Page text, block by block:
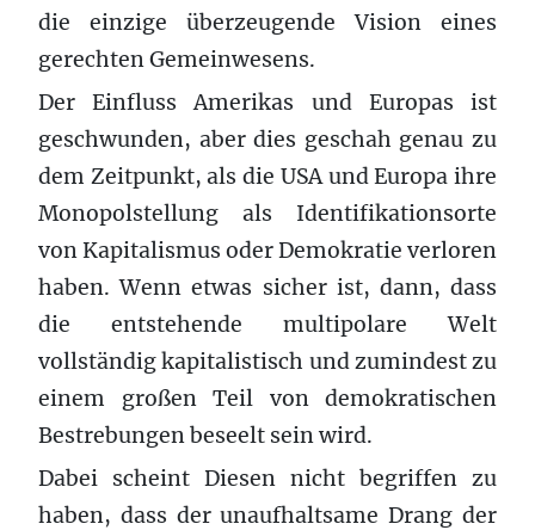
die einzige überzeugende Vision eines
gerechten Gemeinwesens.
Der Einfluss Amerikas und Europas ist
geschwunden, aber dies geschah genau zu
dem Zeitpunkt, als die USA und Europa ihre
Monopolstellung als Identifikationsorte
von Kapitalismus oder Demokratie verloren
haben. Wenn etwas sicher ist, dann, dass
die entstehende multipolare Welt
vollständig kapitalistisch und zumindest zu
einem großen Teil von demokratischen
Bestrebungen beseelt sein wird.
Dabei scheint Diesen nicht begriffen zu
haben, dass der unaufhaltsame Drang der